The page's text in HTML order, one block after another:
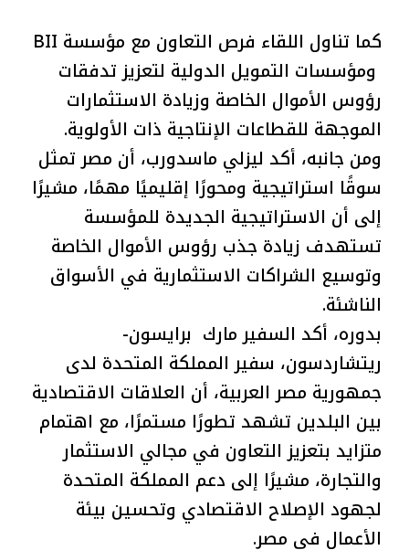
كما تناول اللقاء فرص التعاون مع مؤسسة BII
ومؤسسات التمويل الدولية لتعزيز تدفقات
رؤوس الأموال الخاصة وزيادة الاستثمارات
الموجهة للقطاعات الإنتاجية ذات الأولوية.
ومن جانبه، أكد ليزلي ماسدورب، أن مصر تمثل
سوقًا استراتيجية ومحورًا إقليميًا مهمًا، مشيرًا
إلى أن الاستراتيجية الجديدة للمؤسسة
تستهدف زيادة جذب رؤوس الأموال الخاصة
وتوسيع الشراكات الاستثمارية في الأسواق
الناشئة.
بدوره، أكد السفير مارك برايسون-
ريتشاردسون، سفير المملكة المتحدة لدى
جمهورية مصر العربية، أن العلاقات الاقتصادية
بين البلدين تشهد تطورًا مستمرًا، مع اهتمام
متزايد بتعزيز التعاون في مجالي الاستثمار
والتجارة، مشيرًا إلى دعم المملكة المتحدة
لجهود الإصلاح الاقتصادي وتحسين بيئة
الأعمال في مصر.